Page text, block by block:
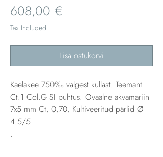
608,00 €
Tax Included
Lisa ostukorvi
Kaelakee 750‰ valgest kullast. Teemant
Ct.1 Col.G SI puhtus. Ovaalne akvamariin
7x5 mm Ct. 0.70. Kultiveeritud pärlid Ø
4.5/5
.